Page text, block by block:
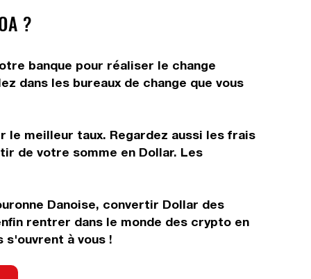
?
banque pour réaliser le change
dans les bureaux de change que vous
le meilleur taux. Regardez aussi les frais
de votre somme en Dollar. Les
Danoise, convertir Dollar des
rentrer dans le monde des crypto en
s'ouvrent à vous !